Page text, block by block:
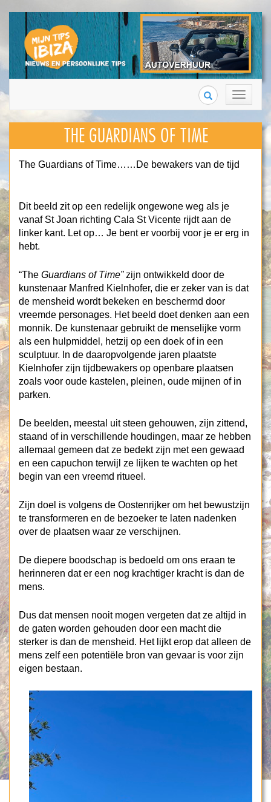
Toggle
navigation
Search
THE GUARDIANS OF TIME
The Guardians of Time……De bewakers van de tijd
Dit beeld zit op een redelijk ongewone weg als je
vanaf St Joan richting Cala St Vicente rijdt aan de
linker kant. Let op… Je bent er voorbij voor je er erg in
hebt.
“The Guardians of Time”zijn ontwikkeld door de
kunstenaar Manfred Kielnhofer, die er zeker van is dat
de mensheid wordt bekeken en beschermd door
vreemde personages. Het beeld doet denken aan een
monnik. De kunstenaar gebruikt de menselijke vorm
als een hulpmiddel, hetzij op een doek of in een
sculptuur. In de daaropvolgende jaren plaatste
Kielnhofer zijn tijdbewakers op openbare plaatsen
zoals voor oude kastelen, pleinen, oude mijnen of in
parken.
De beelden, meestal uit steen gehouwen, zijn zittend,
staand of in verschillende houdingen, maar ze hebben
allemaal gemeen dat ze bedekt zijn met een gewaad
en een capuchon terwijl ze lijken te wachten op het
begin van een vreemd ritueel.
Zijn doel is volgens de Oostenrijker om het bewustzijn
te transformeren en de bezoeker te laten nadenken
over de plaatsen waar ze verschijnen.
De diepere boodschap is bedoeld om ons eraan te
herinneren dat er een nog krachtiger kracht is dan de
mens.
Dus dat mensen nooit mogen vergeten dat ze altijd in
de gaten worden gehouden door een macht die
sterker is dan de mensheid. Het lijkt erop dat alleen de
mens zelf een potentiële bron van gevaar is voor zijn
eigen bestaan.